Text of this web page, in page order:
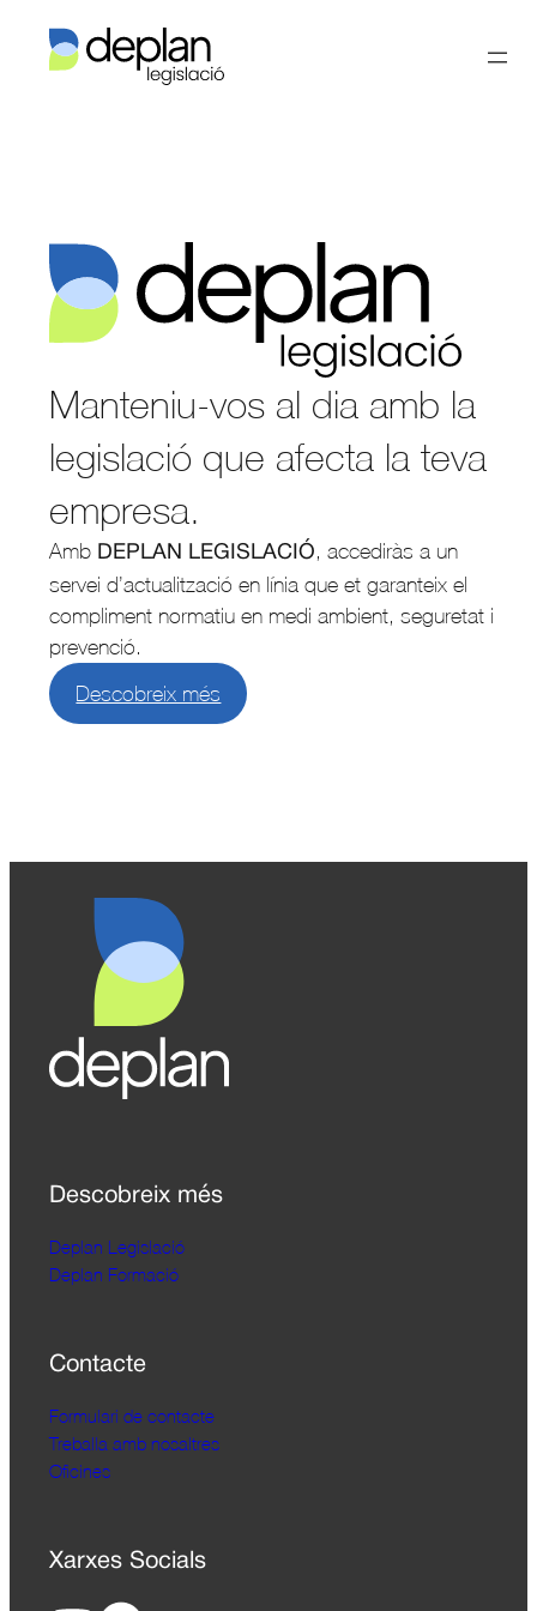
Manteniu-vos al dia amb la
legislació que afecta la teva
empresa.
Amb DEPLAN LEGISLACIÓ, accediràs a un
servei d’actualització en línia que et garanteix el
compliment normatiu en medi ambient, seguretat i
prevenció.
Descobreix més
Descobreix més
Deplan Legislació
Deplan Formació
Contacte
Formulari de contacte
Treballa amb nosaltres
Oficines
Xarxes Socials